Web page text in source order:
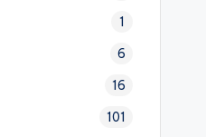
1
6
16
101